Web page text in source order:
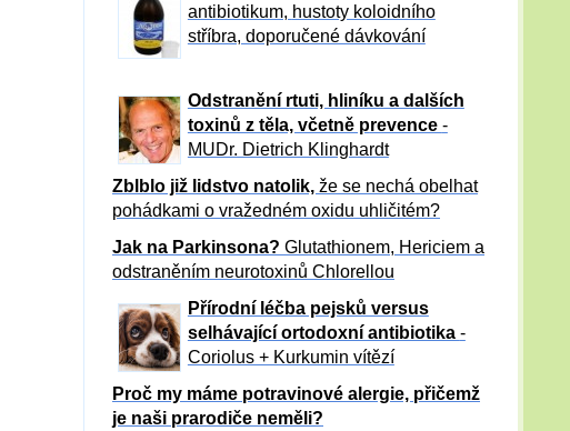
antibiotikum, hustoty koloidního
stříbra, doporučené dávkování
Odstranění rtuti, hliníku a dalších
toxinů z těla, včetně prevence -
MUDr. Dietrich Klinghardt
Zblblo již lidstvo natolik, že se nechá obelhat
pohádkami o vražedném oxidu uhličitém?
Jak na Parkinsona? Glutathionem, Hericiem a
odstraněním neurotoxinů Chlorellou
Přírodní léčba pejsků versus
selhávající ortodoxní antibiotika -
Coriolus + Kurkumin vítězí
Proč my máme potravinové alergie, přičemž
je naši prarodiče neměli?